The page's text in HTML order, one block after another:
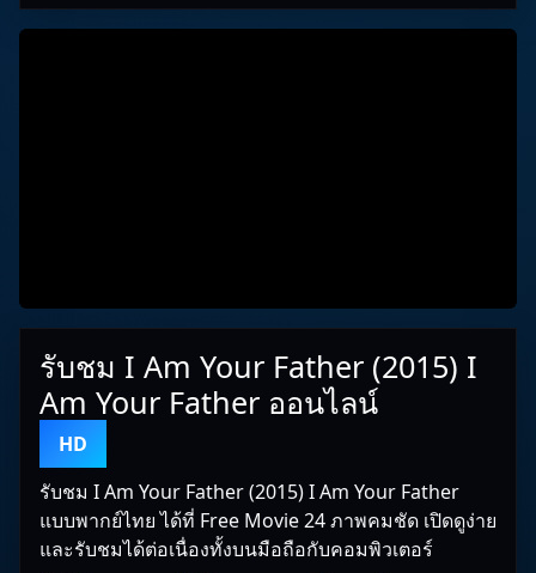
รับชม I Am Your Father (2015) I
Am Your Father ออนไลน์
HD
รับชม I Am Your Father (2015) I Am Your Father
แบบพากย์ไทย ได้ที่ Free Movie 24 ภาพคมชัด เปิดดูง่าย
และรับชมได้ต่อเนื่องทั้งบนมือถือกับคอมพิวเตอร์